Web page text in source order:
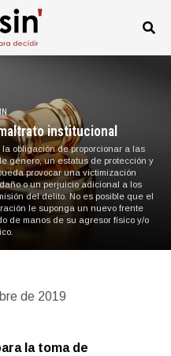
institucional
obligación de proporcionar a las
género, un estatus de protección y
provocar una victimización
o un perjuicio adicional a los
del delito. No es posible que el
le suponga un nuevo frente
de manos de su agresor físico y/o
de 2019
la toma de